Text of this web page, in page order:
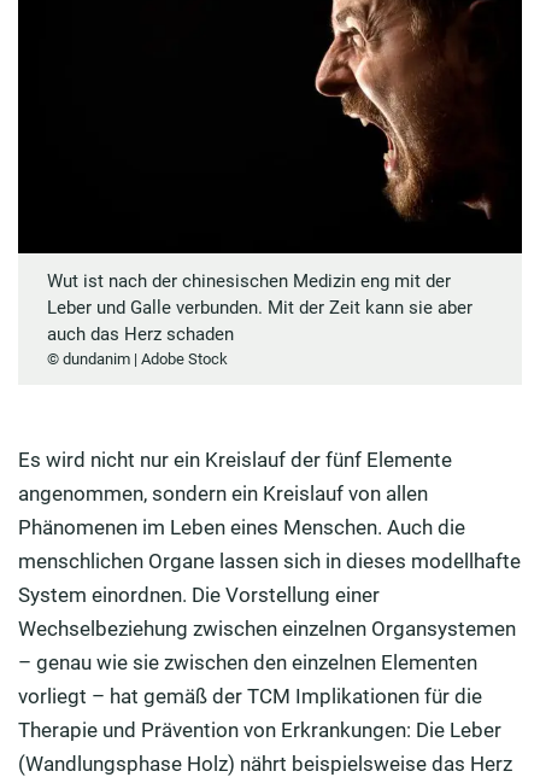
Wut ist nach der chinesischen Medizin eng mit der
Leber und Galle verbunden. Mit der Zeit kann sie aber
auch das Herz schaden
© dundanim | Adobe Stock
Es wird nicht nur ein Kreislauf der fünf Elemente
angenommen, sondern ein Kreislauf von allen
Phänomenen im Leben eines Menschen. Auch die
menschlichen Organe lassen sich in dieses modellhafte
System einordnen. Die Vorstellung einer
Wechselbeziehung zwischen einzelnen Organsystemen
– genau wie sie zwischen den einzelnen Elementen
vorliegt – hat gemäß der TCM Implikationen für die
Therapie und Prävention von Erkrankungen: Die Leber
(Wandlungsphase Holz) nährt beispielsweise das Herz